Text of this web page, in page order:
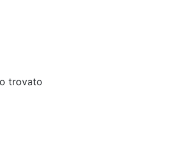
trovato